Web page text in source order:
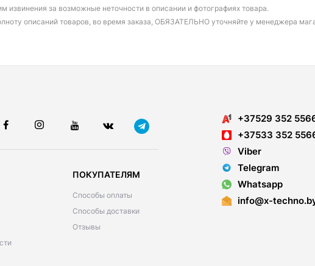
извинения за возможные неточности в описании и фотографиях товара.
описаний товаров, во время заказа, ОБЯЗАТЕЛЬНО уточняйте у менеджера
ПОКУПАТЕЛЯМ
Способы оплаты
Способы доставки
Отзывы
+37529 352
+37533 352
Viber
Telegram
Whatsapp
info@x-